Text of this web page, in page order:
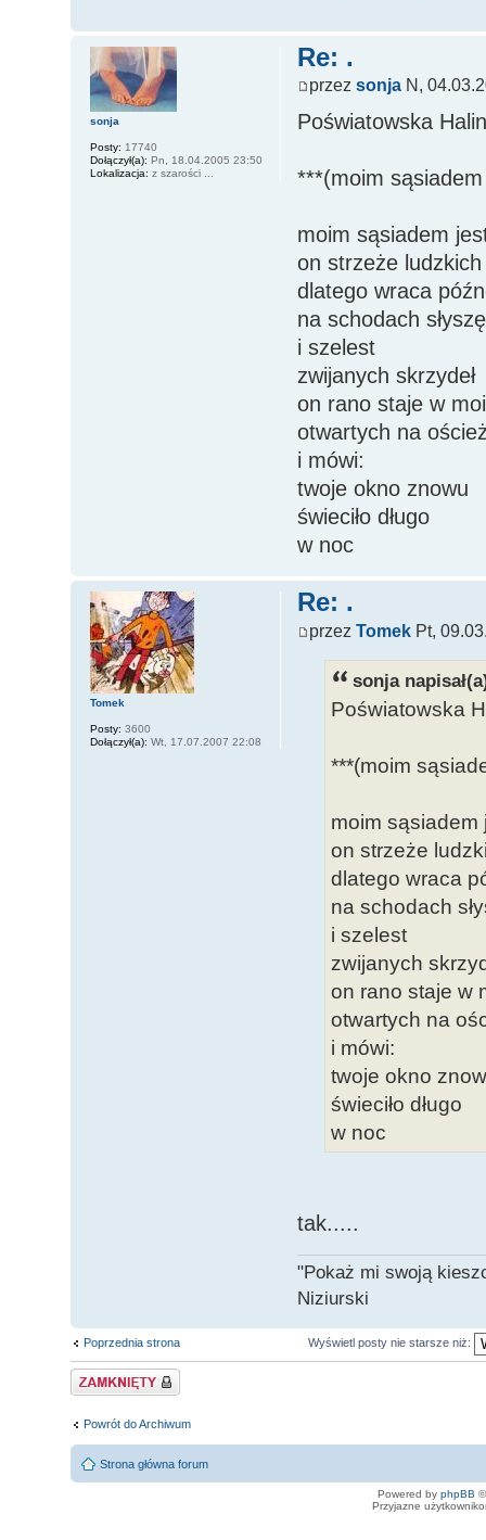
Re: .
przezsonja N,
Poświatowska
***(moim sąsiadem
moim sąsiadem
on strzeże
dlatego wraca
na schodach
i szelest
zwijanych skrzydeł
on rano staje w
otwartych na
i mówi:
twoje okno znowu
świeciło długo
w noc
sonja
Posty: 17740
Dołączył(a): Pn, 18.04.2005 23:50
Lokalizacja: z szarości ...
Re: .
przezTomek Pt,
sonja
Poświatowska
***(moim
moim sąsiadem
on strzeże
dlatego wraca
na schodach
i szelest
zwijanych
on rano staje w
otwartych na
i mówi:
twoje okno
świeciło długo
w noc
tak.....
"Pokaż mi swoją
Niziurski
Tomek
Posty: 3600
Dołączył(a): Wt, 17.07.2007 22:08
Poprzednia strona Wyświetl posty nie starsze niż:
Zamknięty
Powrót do Archiwum
Strona główna forum
Powered by phpBB
Przyjazne